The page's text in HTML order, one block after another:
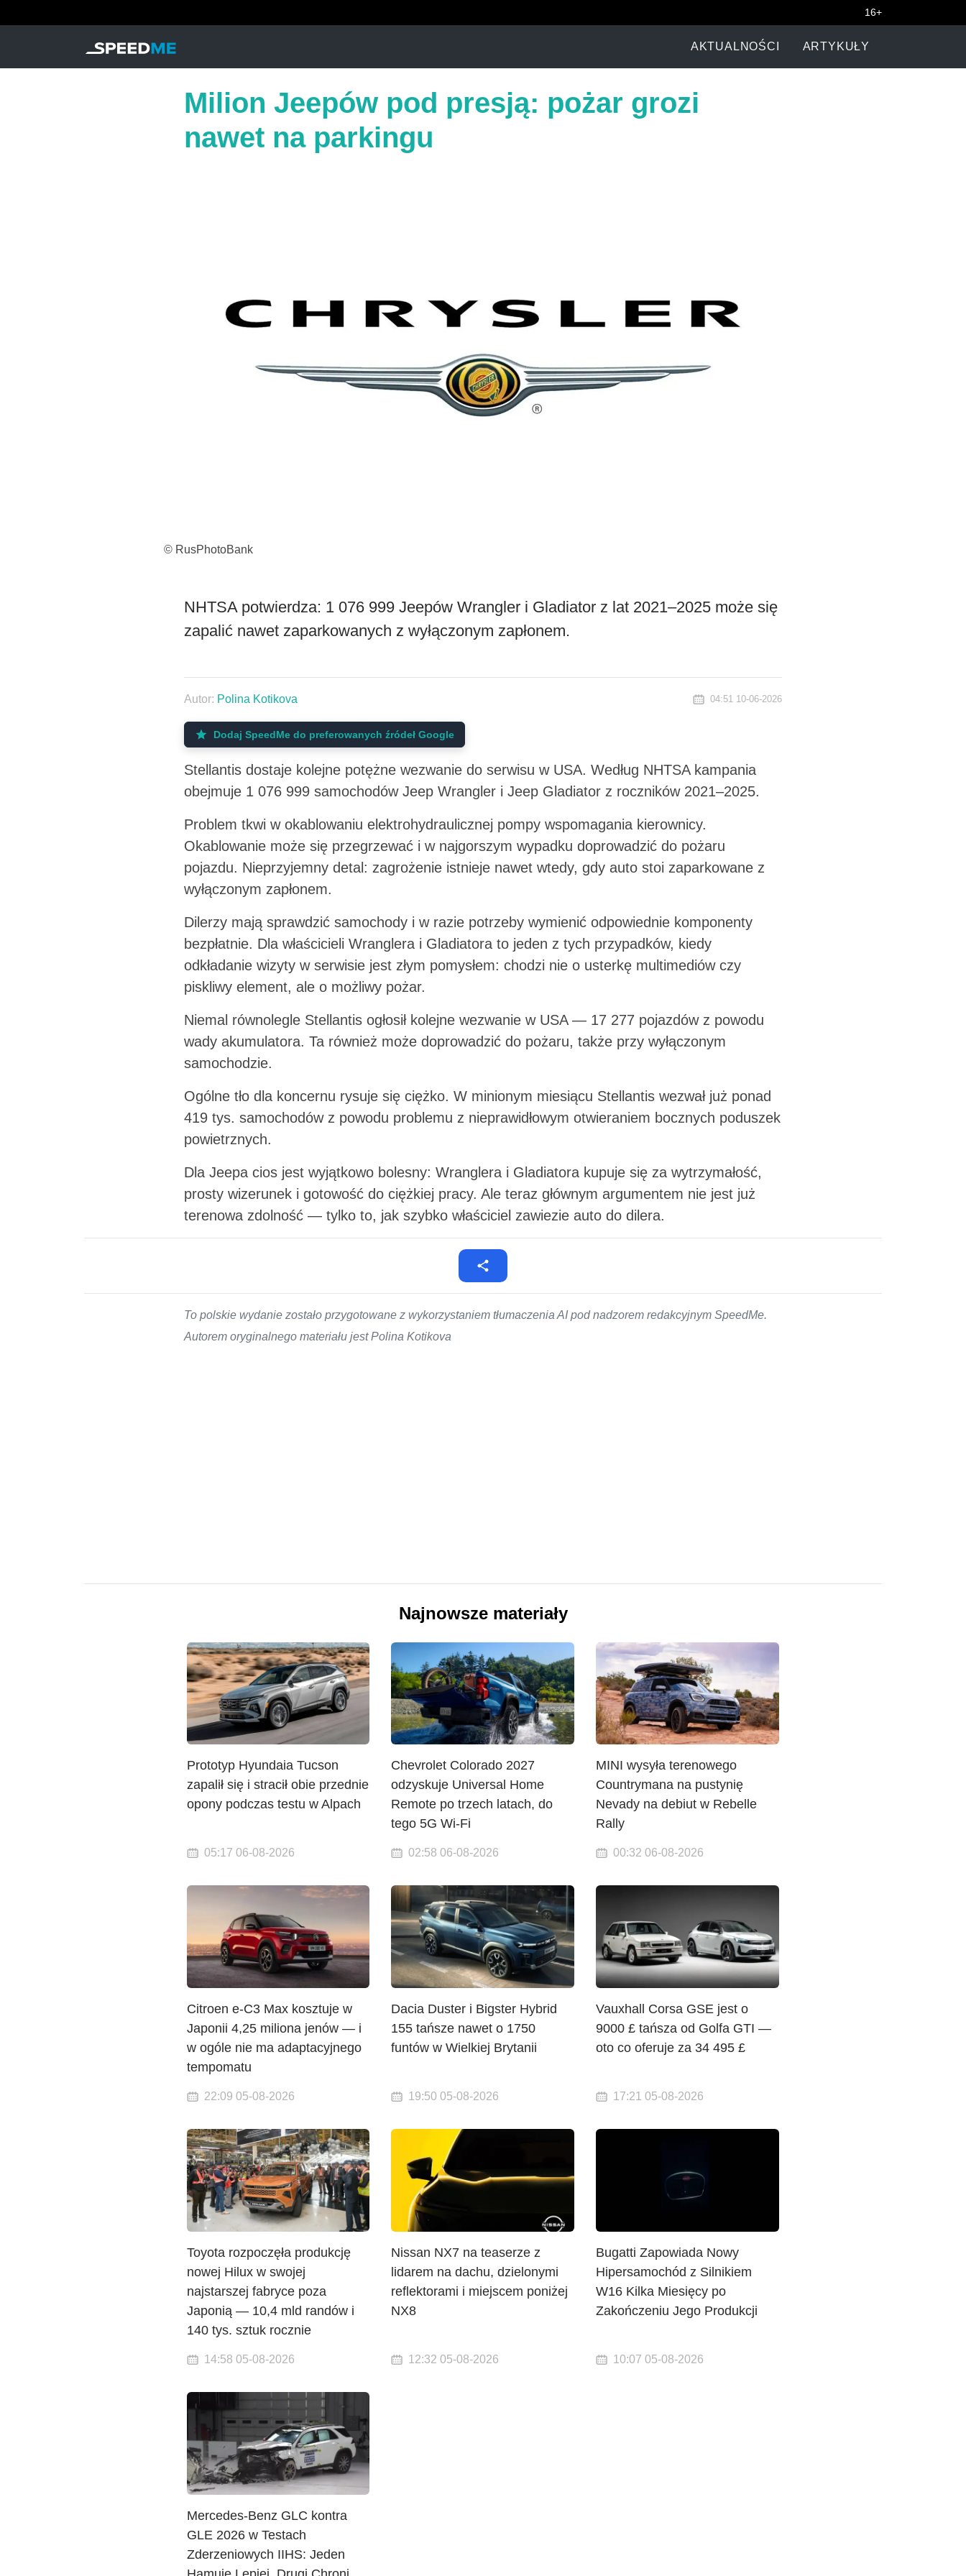
16+
AKTUALNOŚCI ARTYKUŁY
Milion Jeepów pod presją: pożar grozi
nawet na parkingu
© RusPhotoBank
NHTSA potwierdza: 1 076 999 Jeepów Wrangler i Gladiator z lat 2021–2025 może się
zapalić nawet zaparkowanych z wyłączonym zapłonem.
Autor: Polina Kotikova 04:51 10-06-2026
Dodaj SpeedMe do preferowanych źródeł Google
Stellantis dostaje kolejne potężne wezwanie do serwisu w USA. Według NHTSA kampania
obejmuje 1 076 999 samochodów Jeep Wrangler i Jeep Gladiator z roczników 2021–2025.
Problem tkwi w okablowaniu elektrohydraulicznej pompy wspomagania kierownicy.
Okablowanie może się przegrzewać i w najgorszym wypadku doprowadzić do pożaru
pojazdu. Nieprzyjemny detal: zagrożenie istnieje nawet wtedy, gdy auto stoi zaparkowane z
wyłączonym zapłonem.
Dilerzy mają sprawdzić samochody i w razie potrzeby wymienić odpowiednie komponenty
bezpłatnie. Dla właścicieli Wranglera i Gladiatora to jeden z tych przypadków, kiedy
odkładanie wizyty w serwisie jest złym pomysłem: chodzi nie o usterkę multimediów czy
piskliwy element, ale o możliwy pożar.
Niemal równolegle Stellantis ogłosił kolejne wezwanie w USA — 17 277 pojazdów z powodu
wady akumulatora. Ta również może doprowadzić do pożaru, także przy wyłączonym
samochodzie.
Ogólne tło dla koncernu rysuje się ciężko. W minionym miesiącu Stellantis wezwał już ponad
419 tys. samochodów z powodu problemu z nieprawidłowym otwieraniem bocznych poduszek
powietrznych.
Dla Jeepa cios jest wyjątkowo bolesny: Wranglera i Gladiatora kupuje się za wytrzymałość,
prosty wizerunek i gotowość do ciężkiej pracy. Ale teraz głównym argumentem nie jest już
terenowa zdolność — tylko to, jak szybko właściciel zawiezie auto do dilera.
To polskie wydanie zostało przygotowane z wykorzystaniem tłumaczenia AI pod nadzorem redakcyjnym SpeedMe.
Autorem oryginalnego materiału jest Polina Kotikova
Najnowsze materiały
Prototyp Hyundaia Tucson
zapalił się i stracił obie przednie
opony podczas testu w Alpach
05:17 06-08-2026
Chevrolet Colorado 2027
odzyskuje Universal Home
Remote po trzech latach, do
tego 5G Wi-Fi
02:58 06-08-2026
MINI wysyła terenowego
Countrymana na pustynię
Nevady na debiut w Rebelle
Rally
00:32 06-08-2026
Citroen e-C3 Max kosztuje w
Japonii 4,25 miliona jenów — i
w ogóle nie ma adaptacyjnego
tempomatu
22:09 05-08-2026
Dacia Duster i Bigster Hybrid
155 tańsze nawet o 1750
funtów w Wielkiej Brytanii
19:50 05-08-2026
Vauxhall Corsa GSE jest o
9000 £ tańsza od Golfa GTI —
oto co oferuje za 34 495 £
17:21 05-08-2026
Toyota rozpoczęła produkcję
nowej Hilux w swojej
najstarszej fabryce poza
Japonią — 10,4 mld randów i
140 tys. sztuk rocznie
14:58 05-08-2026
Nissan NX7 na teaserze z
lidarem na dachu, dzielonymi
reflektorami i miejscem poniżej
NX8
12:32 05-08-2026
Bugatti Zapowiada Nowy
Hipersamochód z Silnikiem
W16 Kilka Miesięcy po
Zakończeniu Jego Produkcji
10:07 05-08-2026
Mercedes-Benz GLC kontra
GLE 2026 w Testach
Zderzeniowych IIHS: Jeden